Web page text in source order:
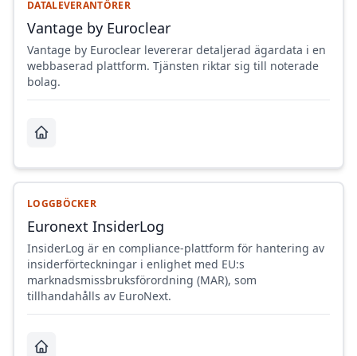
DATALEVERANTÖRER
Vantage by Euroclear
Vantage by Euroclear levererar detaljerad ägardata i en
webbaserad plattform. Tjänsten riktar sig till noterade
bolag.
LOGGBÖCKER
Euronext InsiderLog
InsiderLog är en compliance-plattform för hantering av
insiderförteckningar i enlighet med EU:s
marknadsmissbruksförordning (MAR), som
tillhandahålls av EuroNext.